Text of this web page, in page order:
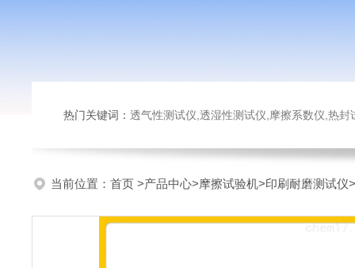
热门关键词： 透气性测试仪,透湿性测试仪,摩擦系数仪,热封试验仪,
当前位置： 首页 >产品中心>摩擦试验机>印刷耐磨测试仪